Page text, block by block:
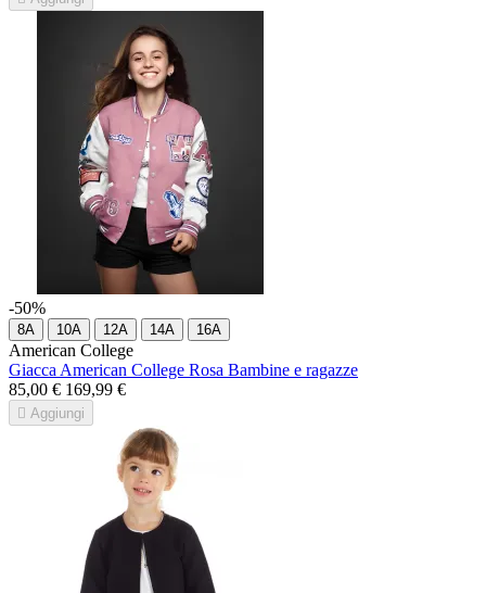
-50%
8A 10A 12A 14A 16A
American College
Giacca American College Rosa Bambine e ragazze
85,00 € 169,99 €
 Aggiungi